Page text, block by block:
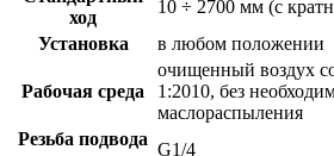
ход
10 ÷ 2700 мм (с
Установка
в любом положении
Рабочая среда
очищенный воздух
1:2010, без
маслораспыления
Резьба подвода
G1/4